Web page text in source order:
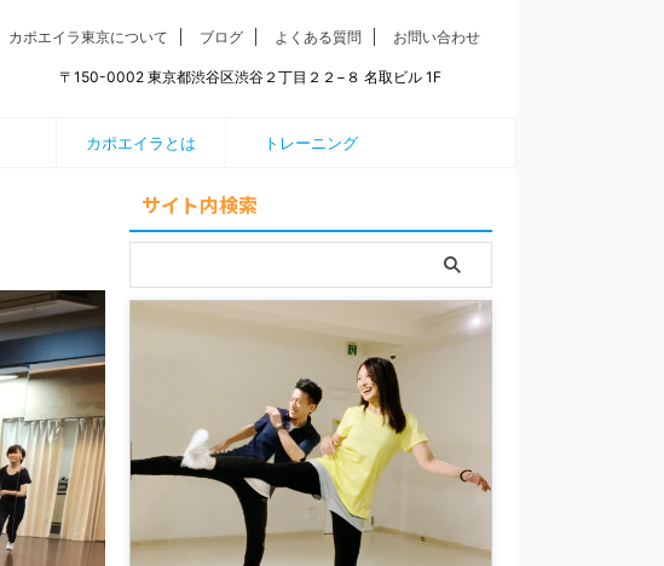
カポエイラ東京について ブログ よくある質問 お問い合わせ
〒150-0002 東京都渋谷区渋谷２丁目２２−８ 名取ビル 1F
カポエイラとは トレーニング
サイト内検索